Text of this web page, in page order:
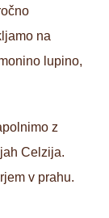
na
lupino,
z
Celzija.
v prahu.